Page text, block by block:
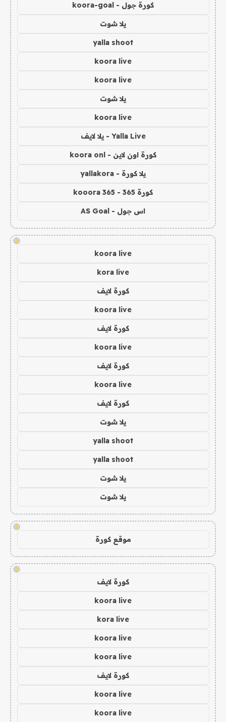
كورة جول - koora-goal
يلا شوت
yalla shoot
koora live
koora live
يلا شوت
koora live
Yalla Live - يلا لايف
كورة اون لاين - koora onl
يلا كورة - yallakora
كورة 365 - kooora 365
اس جول - AS Goal
!
koora live
kora live
كورة لايف
koora live
كورة لايف
koora live
كورة لايف
koora live
كورة لايف
يلا شوت
yalla shoot
yalla shoot
يلا شوت
يلا شوت
!
موقع كورة
!
كورة لايف
koora live
kora live
koora live
koora live
كورة لايف
koora live
koora live